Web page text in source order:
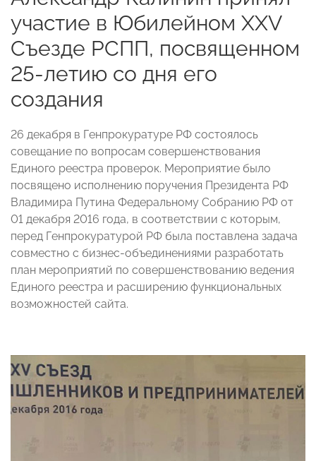
участие в Юбилейном XXV
Съезде РСПП, посвященном
25-летию со дня его
создания
26 декабря в Генпрокуратуре РФ состоялось
совещание по вопросам совершенствования
Единого реестра проверок. Мероприятие было
посвящено исполнению поручения Президента РФ
Владимира Путина Федеральному Собранию РФ от
01 декабря 2016 года, в соответствии с которым,
перед Генпрокуратурой РФ была поставлена задача
совместно с бизнес-объединениями разработать
план мероприятий по совершенствованию ведения
Единого реестра и расширению функциональных
возможностей сайта.